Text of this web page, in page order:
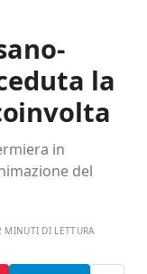
la
in
del
MINUTI DI LETTURA